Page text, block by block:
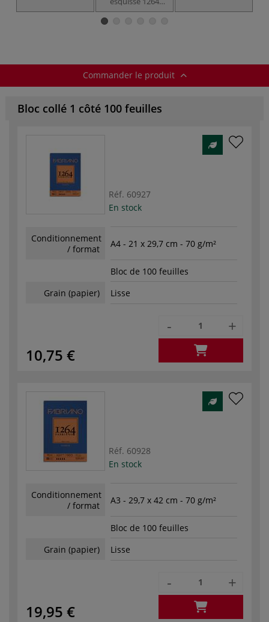
Fabriano
Commander le produit
Bloc collé 1 côté 100 feuilles
Réf. 60927
En stock
Conditionnement
/ format
A4 - 21 x 29,7 cm - 70 g/m²
Bloc de 100 feuilles
Grain (papier)
Lisse
10,75 €
- +
Réf. 60928
En stock
Conditionnement
/ format
A3 - 29,7 x 42 cm - 70 g/m²
Bloc de 100 feuilles
Grain (papier)
Lisse
19,95 €
- +